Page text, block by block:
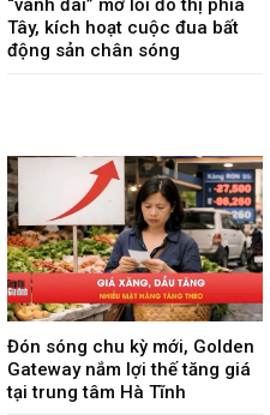
“vành đai” mở lối đô thị phía
Tây, kích hoạt cuộc đua bất
động sản chân sóng
Đón sóng chu kỳ mới, Golden
Gateway nắm lợi thế tăng giá
tại trung tâm Hà Tĩnh